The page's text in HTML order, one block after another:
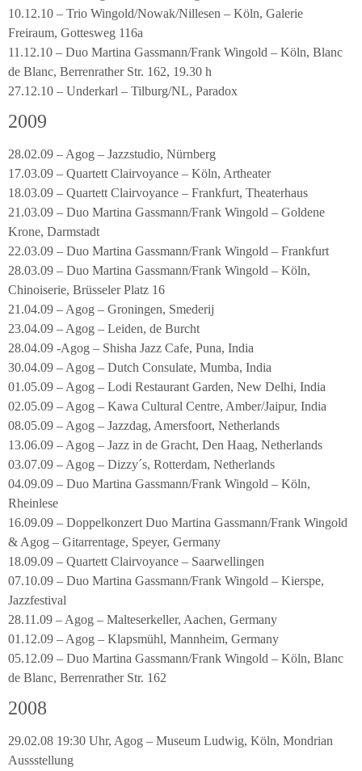
10.12.10 – Trio Wingold/Nowak/Nillesen – Köln, Galerie
Freiraum, Gottesweg 116a
11.12.10 – Duo Martina Gassmann/Frank Wingold – Köln, Blanc
de Blanc, Berrenrather Str. 162, 19.30 h
27.12.10 – Underkarl – Tilburg/NL, Paradox
2009
28.02.09 – Agog – Jazzstudio, Nürnberg
17.03.09 – Quartett Clairvoyance – Köln, Artheater
18.03.09 – Quartett Clairvoyance – Frankfurt, Theaterhaus
21.03.09 – Duo Martina Gassmann/Frank Wingold – Goldene
Krone, Darmstadt
22.03.09 – Duo Martina Gassmann/Frank Wingold – Frankfurt
28.03.09 – Duo Martina Gassmann/Frank Wingold – Köln,
Chinoiserie, Brüsseler Platz 16
21.04.09 – Agog – Groningen, Smederij
23.04.09 – Agog – Leiden, de Burcht
28.04.09 -Agog – Shisha Jazz Cafe, Puna, India
30.04.09 – Agog – Dutch Consulate, Mumba, India
01.05.09 – Agog – Lodi Restaurant Garden, New Delhi, India
02.05.09 – Agog – Kawa Cultural Centre, Amber/Jaipur, India
08.05.09 – Agog – Jazzdag, Amersfoort, Netherlands
13.06.09 – Agog – Jazz in de Gracht, Den Haag, Netherlands
03.07.09 – Agog – Dizzy´s, Rotterdam, Netherlands
04.09.09 – Duo Martina Gassmann/Frank Wingold – Köln,
Rheinlese
16.09.09 – Doppelkonzert Duo Martina Gassmann/Frank Wingold
& Agog – Gitarrentage, Speyer, Germany
18.09.09 – Quartett Clairvoyance – Saarwellingen
07.10.09 – Duo Martina Gassmann/Frank Wingold – Kierspe,
Jazzfestival
28.11.09 – Agog – Malteserkeller, Aachen, Germany
01.12.09 – Agog – Klapsmühl, Mannheim, Germany
05.12.09 – Duo Martina Gassmann/Frank Wingold – Köln, Blanc
de Blanc, Berrenrather Str. 162
2008
29.02.08 19:30 Uhr, Agog – Museum Ludwig, Köln, Mondrian
Aussstellung